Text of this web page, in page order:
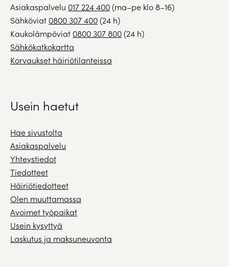
Asiakaspalvelu 017 224 400(ma–pe klo 8–16)
Sähköviat 0800 307 400(24 h)
Kaukolämpöviat 0800 307 800(24 h)
Sähkökatkokartta
Korvaukset häiriötilanteissa
Usein haetut
Hae sivustolta
Asiakaspalvelu
Yhteystiedot
Tiedotteet
Häiriötiedotteet
Olen muuttamassa
Avoimet työpaikat
Usein kysyttyä
Laskutus ja maksuneuvonta